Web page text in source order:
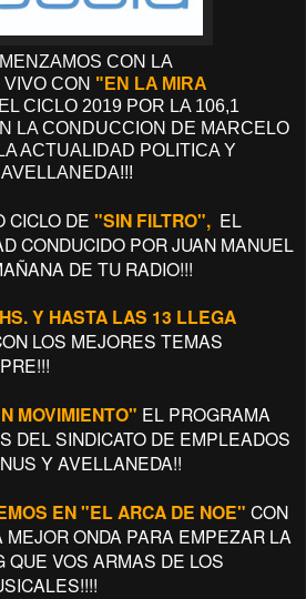
CON LA
CON "EN LA MIRA
CICLO 2019 POR LA 106,1
LA CONDUCCION DE MARCELO
ACTUALIDAD POLITICA Y
CICLO DE "SIN FILTRO", EL
CONDUCIDO POR JUAN MANUEL
DE TU RADIO!!!
Y HASTA LAS 13 LLEGA
LOS MEJORES TEMAS
MOVIMIENTO" EL PROGRAMA
DEL SINDICATO DE EMPLEADOS
Y AVELLANEDA!!
EN "EL ARCA DE NOE" CON
MEJOR ONDA PARA EMPEZAR LA
QUE VOS ARMAS DE LOS